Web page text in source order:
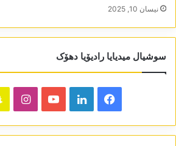
نیسان 10, 2025
سوشیال میدیایا رادیۆیا دھۆک
Facebook
LinkedIn
YouTube